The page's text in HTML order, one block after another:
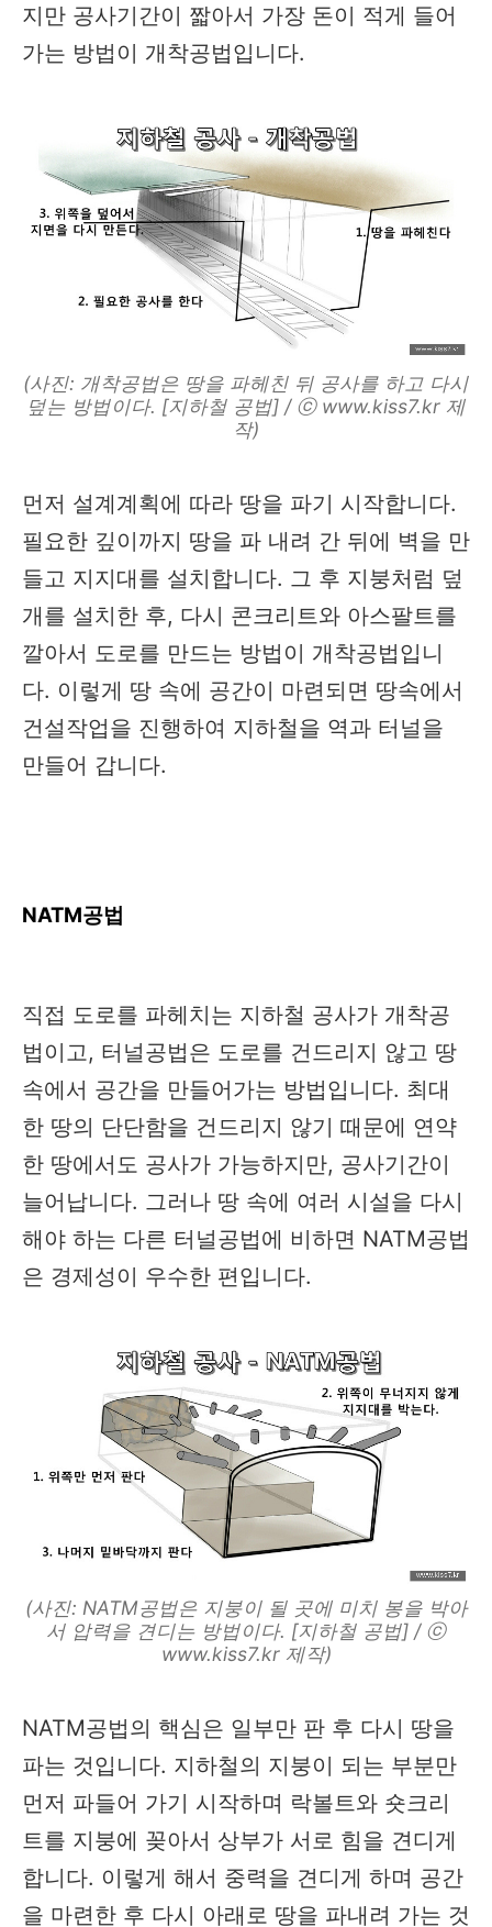
지만 공사기간이 짧아서 가장 돈이 적게 들어
가는 방법이 개착공법입니다.
(사진: 개착공법은 땅을 파헤친 뒤 공사를 하고 다시
덮는 방법이다. [지하철 공법] / ⓒ www.kiss7.kr 제
작)
먼저 설계계획에 따라 땅을 파기 시작합니다.
필요한 깊이까지 땅을 파 내려 간 뒤에 벽을 만
들고 지지대를 설치합니다. 그 후 지붕처럼 덮
개를 설치한 후, 다시 콘크리트와 아스팔트를
깔아서 도로를 만드는 방법이 개착공법입니
다. 이렇게 땅 속에 공간이 마련되면 땅속에서
건설작업을 진행하여 지하철을 역과 터널을
만들어 갑니다.
NATM공법
직접 도로를 파헤치는 지하철 공사가 개착공
법이고, 터널공법은 도로를 건드리지 않고 땅
속에서 공간을 만들어가는 방법입니다. 최대
한 땅의 단단함을 건드리지 않기 때문에 연약
한 땅에서도 공사가 가능하지만, 공사기간이
늘어납니다. 그러나 땅 속에 여러 시설을 다시
해야 하는 다른 터널공법에 비하면 NATM공법
은 경제성이 우수한 편입니다.
(사진: NATM공법은 지붕이 될 곳에 미치 봉을 박아
서 압력을 견디는 방법이다. [지하철 공법] / ⓒ
www.kiss7.kr 제작)
NATM공법의 핵심은 일부만 판 후 다시 땅을
파는 것입니다. 지하철의 지붕이 되는 부분만
먼저 파들어 가기 시작하며 락볼트와 숏크리
트를 지붕에 꽂아서 상부가 서로 힘을 견디게
합니다. 이렇게 해서 중력을 견디게 하며 공간
을 마련한 후 다시 아래로 땅을 파내려 가는 것